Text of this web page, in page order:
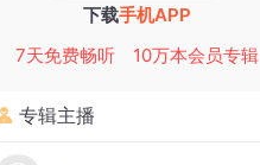
下载手机APP
7天免费畅听
10万本会员专辑
专辑主播